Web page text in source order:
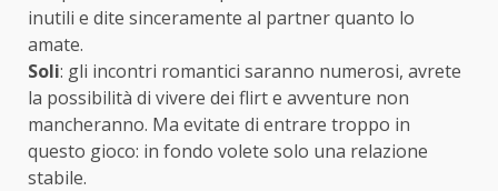
inutili e dite sinceramente al partner quanto lo
amate.
Soli: gli incontri romantici saranno numerosi, avrete
la possibilità di vivere dei flirt e avventure non
mancheranno. Ma evitate di entrare troppo in
questo gioco: in fondo volete solo una relazione
stabile.